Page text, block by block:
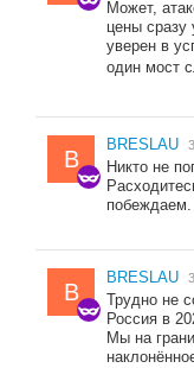
Может,
цены сразу
уверен в
один мост
B
BRESLAU
Никто не
побеждаем.
B
BRESLAU
Трудно не
Россия в
Мы на